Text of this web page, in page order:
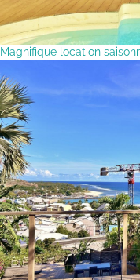
Magnifique location